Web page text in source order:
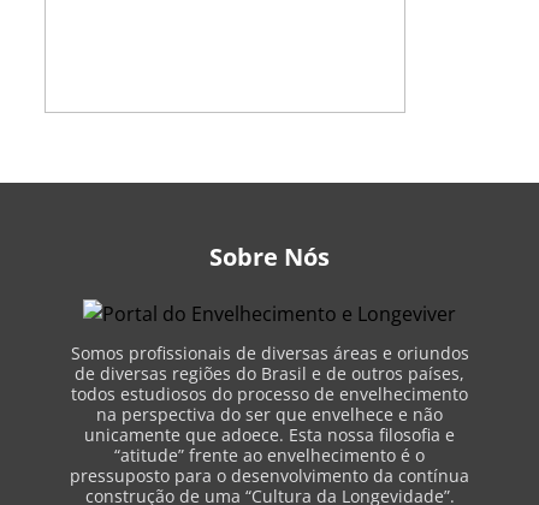
Sobre Nós
Somos profissionais de diversas áreas e oriundos
de diversas regiões do Brasil e de outros países,
todos estudiosos do processo de envelhecimento
na perspectiva do ser que envelhece e não
unicamente que adoece. Esta nossa filosofia e
“atitude” frente ao envelhecimento é o
pressuposto para o desenvolvimento da contínua
construção de uma “Cultura da Longevidade”.